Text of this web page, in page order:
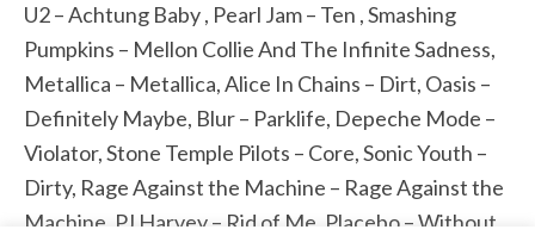
U2 ‎– Achtung Baby , Pearl Jam ‎– Ten , Smashing
Pumpkins ‎– Mellon Collie And The Infinite Sadness,
Metallica – Metallica, Alice In Chains – Dirt, Oasis –
Definitely Maybe, Blur – Parklife, Depeche Mode –
Violator, Stone Temple Pilots – Core, Sonic Youth –
Dirty, Rage Against the Machine – Rage Against the
Machine, PJ Harvey – Rid of Me, Placebo – Without